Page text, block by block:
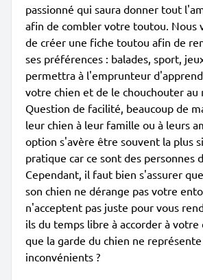
passionné qui saura donner tout
afin de combler votre toutou. Nous
de créer une fiche toutou afin de
ses préférences : balades, sport,
permettra à l'emprunteur
votre chien et de le chouchouter au
Question de facilité, beaucoup de
leur chien à leur famille ou à leurs
option s'avère être souvent la plus
pratique car ce sont des personnes
Cependant, il faut bien s'assurer
son chien ne dérange pas votre
n'acceptent pas juste pour vous
ils du temps libre à accorder à votre
que la garde du chien ne représente
inconvénients ?